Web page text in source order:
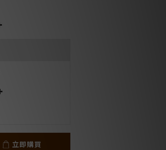
立即購買